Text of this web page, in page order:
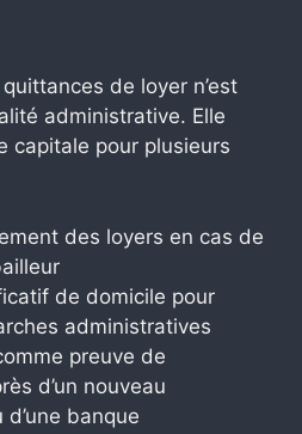
de loyer n’est
administrative. Elle
capitale pour plusieurs
des loyers en cas de
de domicile pour
administratives
preuve de
d’un nouveau
banque